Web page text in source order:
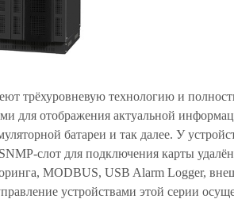
трёхуровневую технологию и
для отображения актуальной
батареи и так далее. У
слот для подключения карты
MODBUS, USB Alarm Logger,
устройствами этой серии